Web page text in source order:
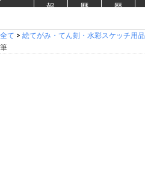
報
歴
歴
全て > 絵てがみ・てん刻・水彩スケッチ用品
筆